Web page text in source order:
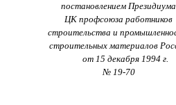
постановлением Президиума
ЦК профсоюза работников
строительства и
строительных материалов
от 15 декабря 1994 г.
№ 19-70